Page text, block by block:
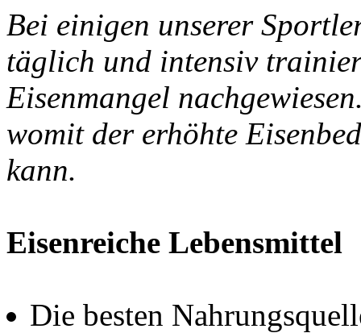
Bei einigen unserer
täglich und intensiv
Eisenmangel
womit der erhöhte
kann.
Eisenreiche Lebensmittel
Die besten